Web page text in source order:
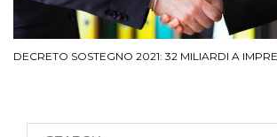
DECRETO SOSTEGNO 2021: 32 MILIARDI A